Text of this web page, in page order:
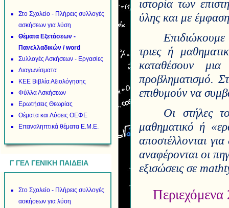
Στο Σχολείο - Πλήρεις συλλογές
ασκήσεων για λύση
Θέματα Εξετάσεων -
Πανελλαδικών / word
Συλλογές Ασκήσεων - Εργασίες
Διαγωνίσματα
ΚΕΕ Βιβλία Αξιολόγησης
Φύλλα Ασκήσεων
Ερωτήσεις Θεωρίας
Θέματα και Λύσεις ΟΕΦΕ
Επαναληπτικά θέματα Ε.Μ.Ε.
Γ ΓΕΛ ΓΕΝΙΚΗ ΠΑΙΔΕΙΑ
Στο Σχολείο - Πλήρεις συλλογές
ασκήσεων για λύση
ιστορία των
ύλης και με
τριες ή
καταθέσουν
προβληματισμό.
επιθυμούν να
Οι στήλες
μαθηματικό ή
αποστέλλονται
αναφέρονται οι
εξισώσεις σε